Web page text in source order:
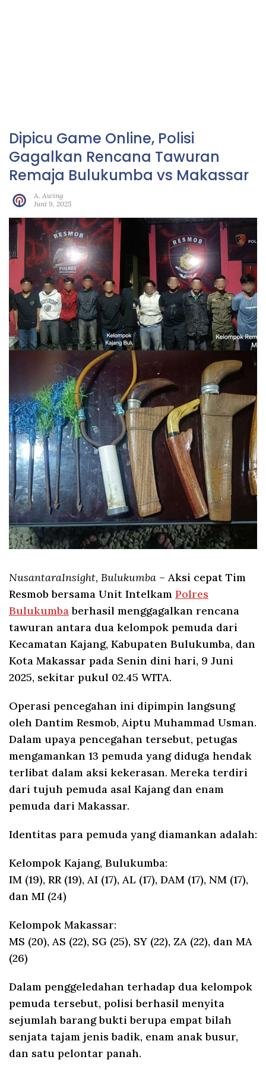
Dipicu Game Online, Polisi
Gagalkan Rencana Tawuran
Remaja Bulukumba vs Makassar
A. Awing
Juni 9, 2025
NusantaraInsight, Bulukumba – Aksi cepat Tim
Resmob bersama Unit Intelkam Polres
Bulukumbaberhasil menggagalkan rencana
tawuran antara dua kelompok pemuda dari
Kecamatan Kajang, Kabupaten Bulukumba, dan
Kota Makassar pada Senin dini hari, 9 Juni
2025, sekitar pukul 02.45 WITA.
Operasi pencegahan ini dipimpin langsung
oleh Dantim Resmob, Aiptu Muhammad Usman.
Dalam upaya pencegahan tersebut, petugas
mengamankan 13 pemuda yang diduga hendak
terlibat dalam aksi kekerasan. Mereka terdiri
dari tujuh pemuda asal Kajang dan enam
pemuda dari Makassar.
Identitas para pemuda yang diamankan adalah:
Kelompok Kajang, Bulukumba:
IM (19), RR (19), AI (17), AL (17), DAM (17), NM (17),
dan MI (24)
Kelompok Makassar:
MS (20), AS (22), SG (25), SY (22), ZA (22), dan MA
(26)
Dalam penggeledahan terhadap dua kelompok
pemuda tersebut, polisi berhasil menyita
sejumlah barang bukti berupa empat bilah
senjata tajam jenis badik, enam anak busur,
dan satu pelontar panah.